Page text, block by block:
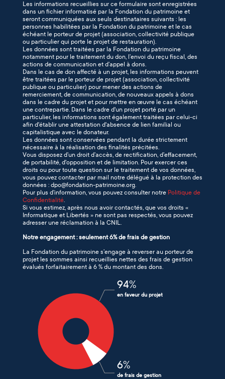
Les informations recueillies sur ce formulaire sont enregistrées
dans un fichier informatisé par la Fondation du patrimoine et
seront communiquées aux seuls destinataires suivants : les
personnes habilitées par la Fondation du patrimoine et le cas
échéant le porteur de projet (association, collectivité publique
ou particulier qui porte le projet de restauration).
Les données sont traitées par la Fondation du patrimoine
notamment pour le traitement du don, l’envoi du reçu fiscal, des
actions de communication et d’appel à dons.
Dans le cas de don affecté à un projet, les informations peuvent
être traitées par le porteur de projet (association, collectivité
publique ou particulier) pour mener des actions de
remerciement, de communication, de nouveaux appels à dons
dans le cadre du projet et pour mettre en œuvre le cas échéant
une contrepartie. Dans le cadre d'un projet porté par un
particulier, les informations sont également traitées par celui-ci
afin d'établir une attestation d'absence de lien familial ou
capitalistique avec le donateur.
Les données sont conservées pendant la durée strictement
nécessaire à la réalisation des finalités précitées.
Vous disposez d’un droit d’accès, de rectification, d’effacement,
de portabilité, d'opposition et de limitation. Pour exercer ces
droits ou pour toute question sur le traitement de vos données,
vous pouvez contacter par mail notre délégué à la protection des
données : dpo@fondation-patrimoine.org.
Pour plus d’information, vous pouvez consulter notre Politique de
Confidentialité.
Si vous estimez, après nous avoir contactés, que vos droits «
Informatique et Libertés » ne sont pas respectés, vous pouvez
adresser une réclamation à la CNIL.
Notre engagement : seulement 6% de frais de gestion
La Fondation du patrimoine s’engage à reverser au porteur de
projet les sommes ainsi recueillies nettes des frais de gestion
évalués forfaitairement à 6 % du montant des dons.
94%
en faveur du projet
6%
de frais de gestion